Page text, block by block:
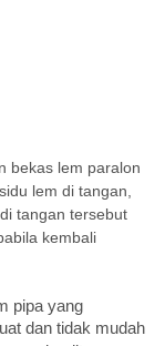
bekas lem paralon
lem di tangan,
tangan tersebut
kembali
pipa yang
dan tidak mudah